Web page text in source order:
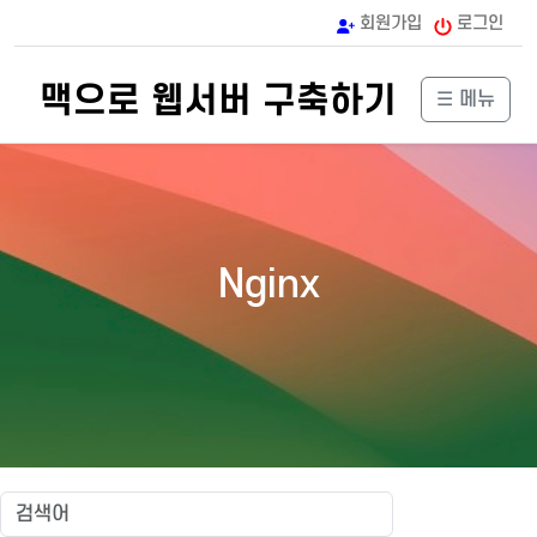
회원가입 로그인
맥으로 웹서버 구축하기 ☰ 메뉴
Nginx